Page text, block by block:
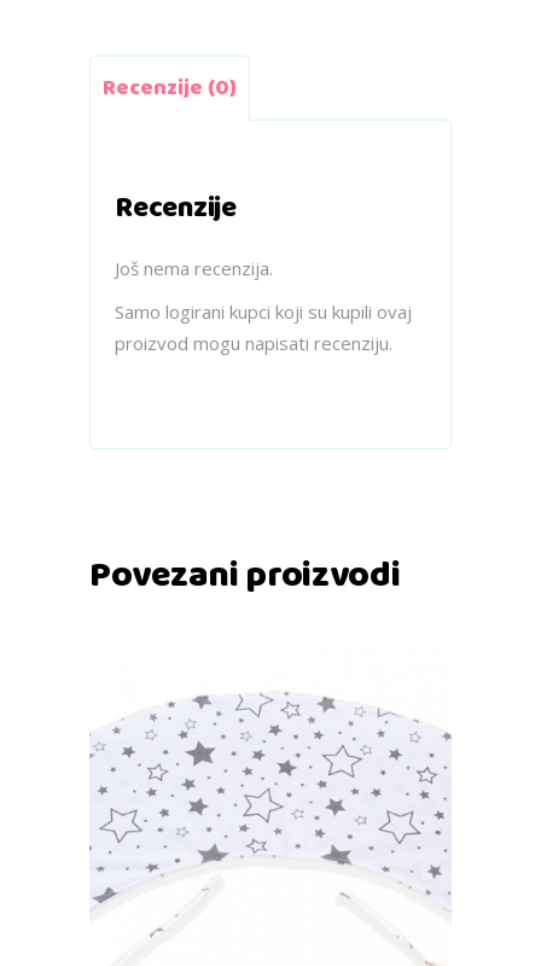
Recenzije (0)
Recenzije
Još nema recenzija.
Samo logirani kupci koji su kupili ovaj
proizvod mogu napisati recenziju.
Povezani proizvodi
Dodaj u košaricu